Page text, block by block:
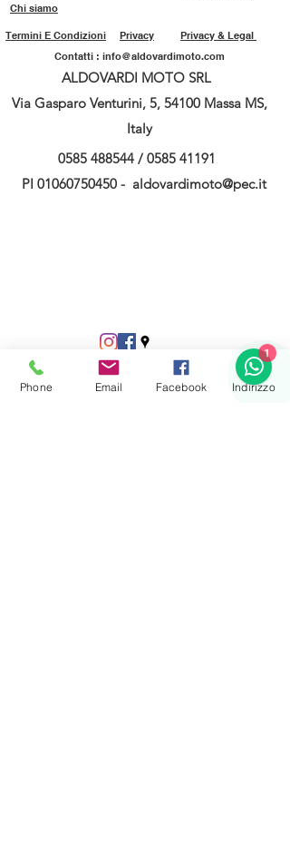
Chi siamo
Privacy & Legal
Privacy
Termini E Condizioni
Contatti : info@aldovardimoto.com
ALDOVARDI MOTO SRL
Via Gasparo Venturini, 5, 54100 Massa MS,
Italy
0585 488544 / 0585 41191
PI 01060750450 - aldovardimoto@pec.it
Phone Email Facebook Indirizzo
1